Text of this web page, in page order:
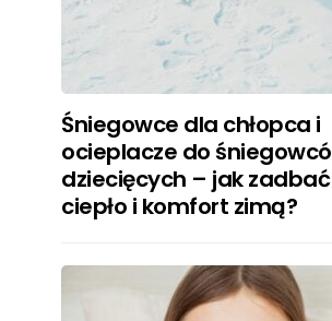
Śniegowce dla chłopca i
ocieplacze do
dziecięcych – jak
ciepło i komfort zimą?